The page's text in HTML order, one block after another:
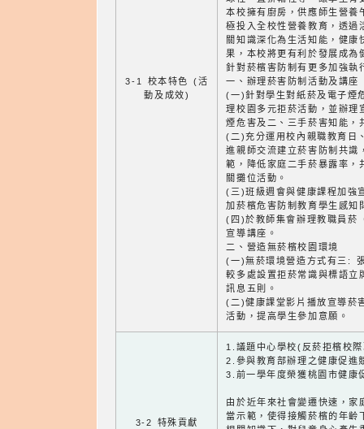
3-1 校本特色 (活
動及成效)
本校擁有廚房，供應師生營養
極投入全校性營養教育，透過
關知識深化為生活知能，健康
果，本校將更有利於發展成為
針對菸檳害防制有更多加強執
一、辦理菸害防制活動及講座
(一)針對學生對紙菸及電子煙
理校園多元拒菸活動，並辦理
煙危害及二、三手菸害知能，
(二)充分運用校內親職教育日
進親師交流建立菸害防制共識
範，降低家庭二手菸暴露率，
關攤位活動。
(三)班級週會與健康課程加強
加菸檳危害防制教育學生感知
(四)於教師集會辦理教職員菸
宣導講座。
二、營造無菸檳校園環境
(一)無菸環境營造方式有三:
較多處設置拒菸常識與標語立
訊息五則。
(二)健康課堂影片播放宣導菸
活動，提高學生參加意願。
3-2 特殊貢獻
1.議題中心學校(反菸拒檳校
2.參與教育部辦理之健康促
3.前一學年度榮獲桃園市健康
由於近年來社會變遷快速，家
當示範，使得接觸菸檳的年齡